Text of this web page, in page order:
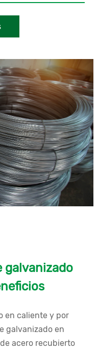
galvanizado
en caliente y por
galvanizado en
acero recubierto